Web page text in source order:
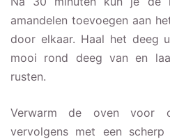
amandelen toevoegen aan
door elkaar. Haal het deeg
mooi rond deeg van en
rusten.
Verwarm de oven voor
vervolgens met een